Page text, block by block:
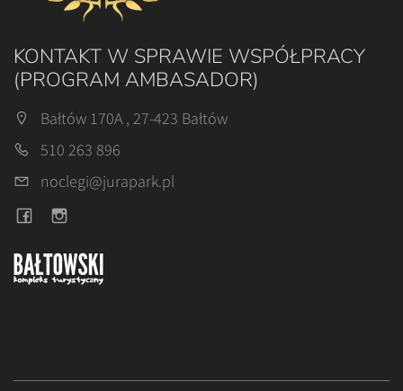
KONTAKT W SPRAWIE WSPÓŁPRACY
(PROGRAM AMBASADOR)
Bałtów 170A , 27-423 Bałtów
510 263 896
noclegi@jurapark.pl